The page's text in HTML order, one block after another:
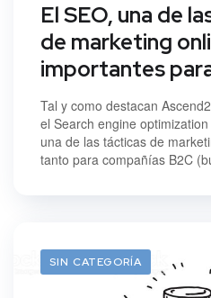
El SEO, una de
de marketing
importantes
Tal y como destacan
el Search engine
una de las tácticas de
tanto para compañías B2C
SIN CATEGORÍA